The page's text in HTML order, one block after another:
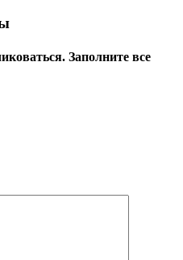
Заполните все